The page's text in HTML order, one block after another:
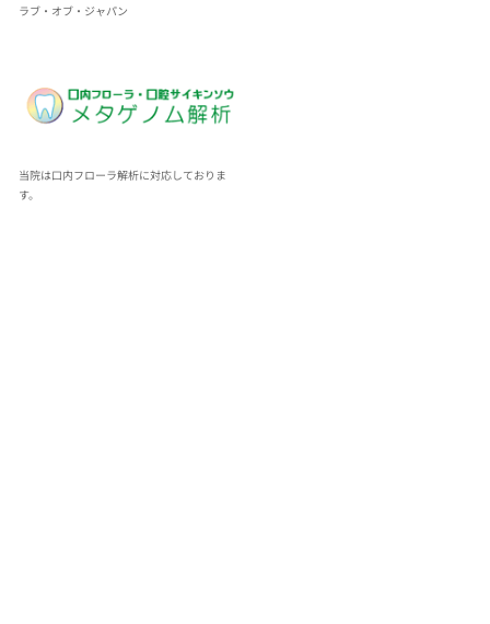
ラブ・オブ・ジャパン
当院は口内フローラ解析に対応しておりま
す。